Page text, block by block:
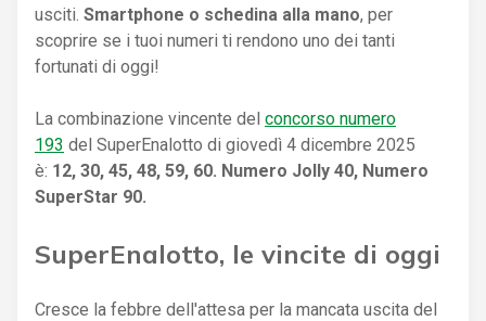
usciti. Smartphone o schedina alla mano, per
scoprire se i tuoi numeri ti rendono uno dei tanti
fortunati di oggi!
La combinazione vincente del concorso numero
193 del SuperEnalotto di giovedì 4 dicembre 2025
è: 12, 30, 45, 48, 59, 60. Numero Jolly 40, Numero
SuperStar 90.
SuperEnalotto, le vincite di oggi
Cresce la febbre dell'attesa per la mancata uscita del